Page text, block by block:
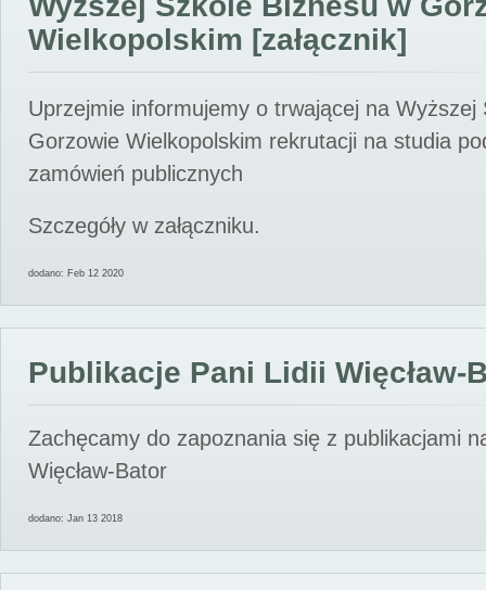
Wielkopolskim [załącznik]
Uprzejmie informujemy o trwającej na Wyższej
Gorzowie Wielkopolskim rekrutacji na studia
zamówień publicznych
Szczegóły w załączniku.
dodano: Feb 12 2020
Publikacje Pani Lidii Więcław-
Zachęcamy do zapoznania się z publikacjami
Więcław-Bator
dodano: Jan 13 2018